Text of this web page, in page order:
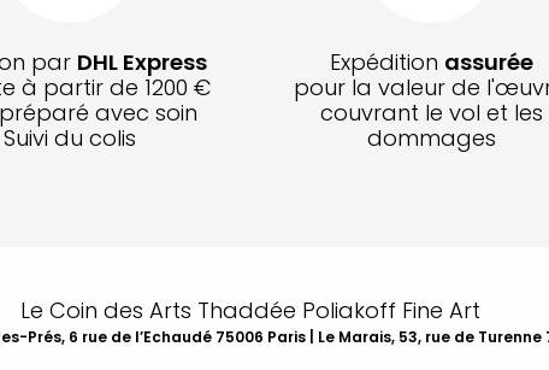
par DHL Express
à partir de 1200 €
avec soin
Suivi du colis
Expédition assurée
pour la valeur de
couvrant le vol et les
dommages
Le Coin des Arts Thaddée Poliakoff Fine Art
Prés, 6 rue de l’Echaudé 75006 Paris | Le Marais, 53, rue de Turenne